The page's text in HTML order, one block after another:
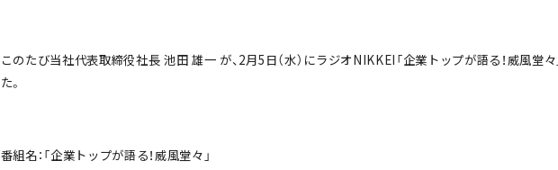
このたび当社代表取締役社長 池田 雄一 が、2月5日（水）にラジオNIKKEI「企業トップが語る！威風堂
た。
番組名：「企業トップが語る！威風堂々」